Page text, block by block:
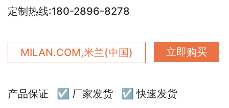
定制热线:180-2896-8278
MILAN.COM,米兰(中国) 立即购买
产品保证 ☑ 厂家发货 ☑ 快速发货